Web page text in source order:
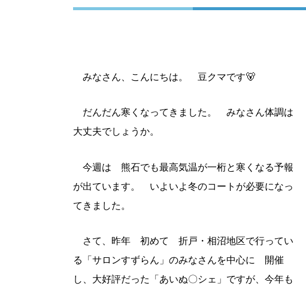
みなさん、こんにちは。 豆クマです🐻
だんだん寒くなってきました。 みなさん体調は
大丈夫でしょうか。
今週は 熊石でも最高気温が一桁と寒くなる予報
が出ています。 いよいよ冬のコートが必要になっ
てきました。
さて、昨年 初めて 折戸・相沼地区で行ってい
る「サロンすずらん」のみなさんを中心に 開催
し、大好評だった「あいぬ〇シェ」ですが、今年も